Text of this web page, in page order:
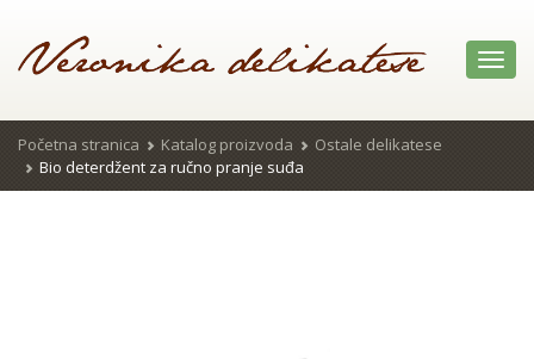
Početna stranica Katalog proizvoda
Ostale delikatese
Bio deterdžent za ručno pranje suđa